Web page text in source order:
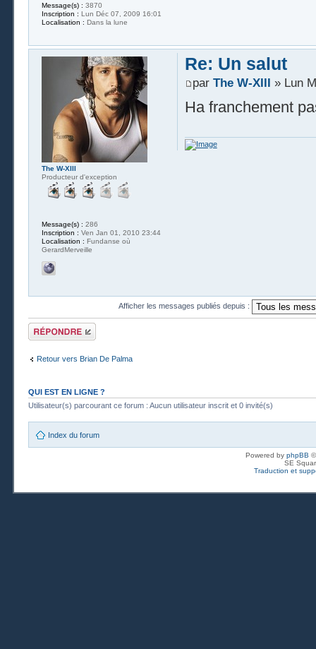
Message(s) : 3870
Inscription : Lun Déc 07, 2009 16:01
Localisation : Dans la lune
Re: Un salut
par The W-XIII » Lun
Ha franchement
The W-XIII
Producteur d'exception
Message(s) : 286
Inscription : Ven Jan 01, 2010 23:44
Localisation : Fundanse où
GerardMerveille
Afficher les messages publiés depuis :
Publier une
réponse
Retour vers Brian De Palma
QUI EST EN LIGNE ?
Utilisateur(s) parcourant ce forum : Aucun utilisateur inscrit et 0 invité(s)
Index du forum
Powered by phpBB
SE
Traduction et